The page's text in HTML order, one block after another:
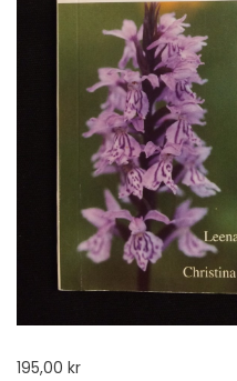
195,00 kr